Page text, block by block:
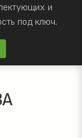
и
под ключ.